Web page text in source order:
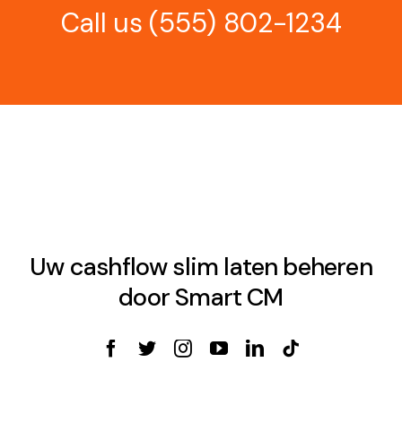
Call us (555) 802-1234
Uw cashflow slim laten beheren
door Smart CM